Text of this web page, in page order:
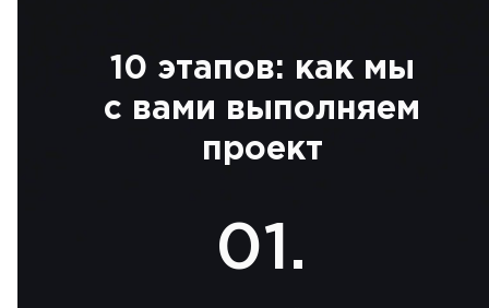
10 этапов: как мы
с вами выполняем
проект
01.